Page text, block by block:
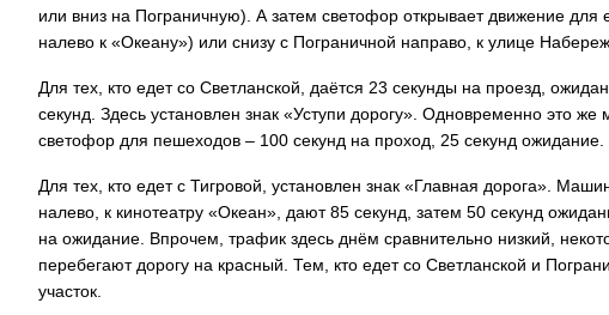
или вниз на Пограничную). А затем светофор открывает движение
налево к «Океану») или снизу с Пограничной направо, к улице
Для тех, кто едет со Светланской, даётся 23 секунды на проезд,
секунд. Здесь установлен знак «Уступи дорогу». Одновременно это
светофор для пешеходов – 100 секунд на проход, 25 секунд ожидание.
Для тех, кто едет с Тигровой, установлен знак «Главная дорога».
налево, к кинотеатру «Океан», дают 85 секунд, затем 50 секунд
на ожидание. Впрочем, трафик здесь днём сравнительно низкий,
перебегают дорогу на красный. Тем, кто едет со Светланской и
участок.